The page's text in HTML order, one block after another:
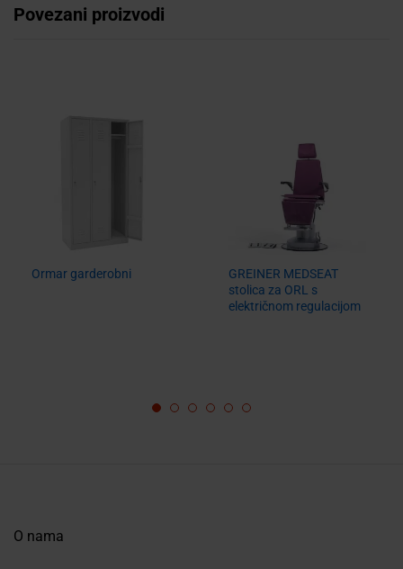
Povezani proizvodi
Ormar garderobni
GREINER MEDSEAT
stolica za ORL s
električnom regulacijom
O nama